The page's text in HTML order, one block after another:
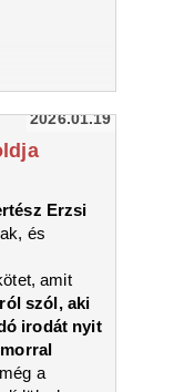
2026.01.19
Erzsi
és
amit
szól, aki
irodát nyit
a